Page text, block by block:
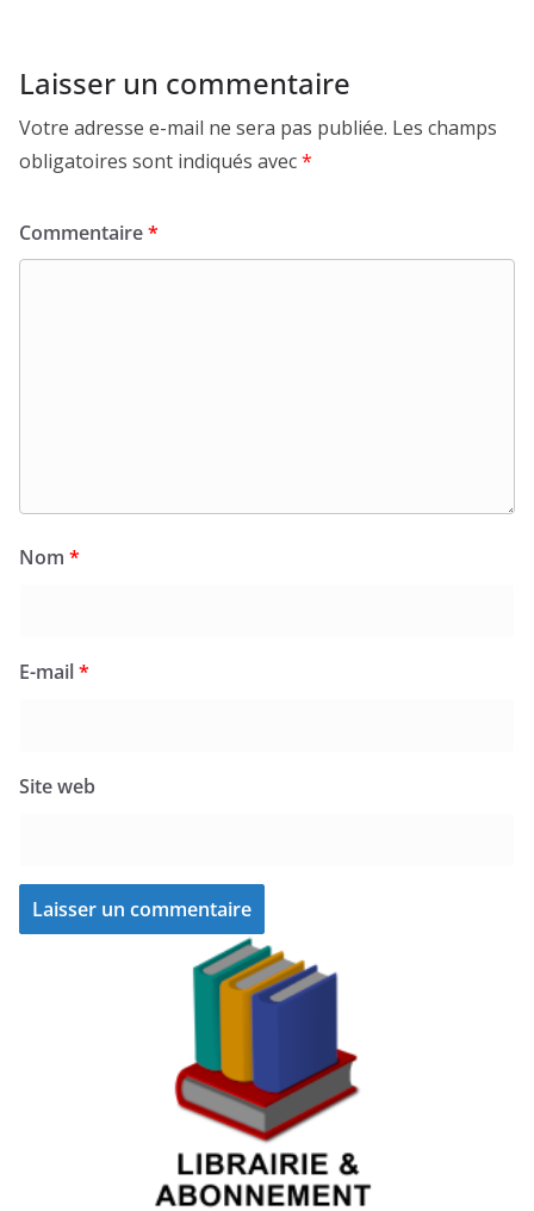
Laisser un commentaire
Votre adresse e-mail ne sera pas publiée. Les champs
obligatoires sont indiqués avec*
Commentaire*
Nom *
E-mail*
Site web